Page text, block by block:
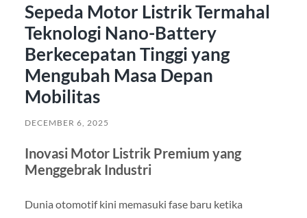
Sepeda Motor Listrik Termahal
Teknologi Nano-Battery
Berkecepatan Tinggi yang
Mengubah Masa Depan
Mobilitas
DECEMBER 6, 2025
Inovasi Motor Listrik Premium yang
Menggebrak Industri
Dunia otomotif kini memasuki fase baru ketika